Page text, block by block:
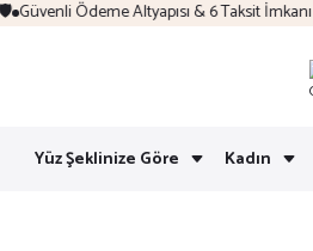
Güvenli Ödeme Altyapısı & 6 Taksit İmkanı 💳
Yüz Şeklinize Göre Kadın